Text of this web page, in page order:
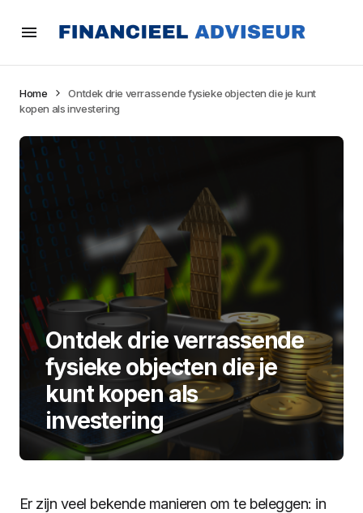
Home
Ontdek drie verrassende fysieke objecten die je kunt
kopen als investering
Ontdek drie verrassende
fysieke objecten die je
kunt kopen als
investering
Er zijn veel bekende manieren om te beleggen: in